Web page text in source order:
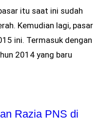
itu saat ini sudah
Kemudian lagi, pasar
ini. Termasuk dengan
2014 yang baru
Razia PNS di